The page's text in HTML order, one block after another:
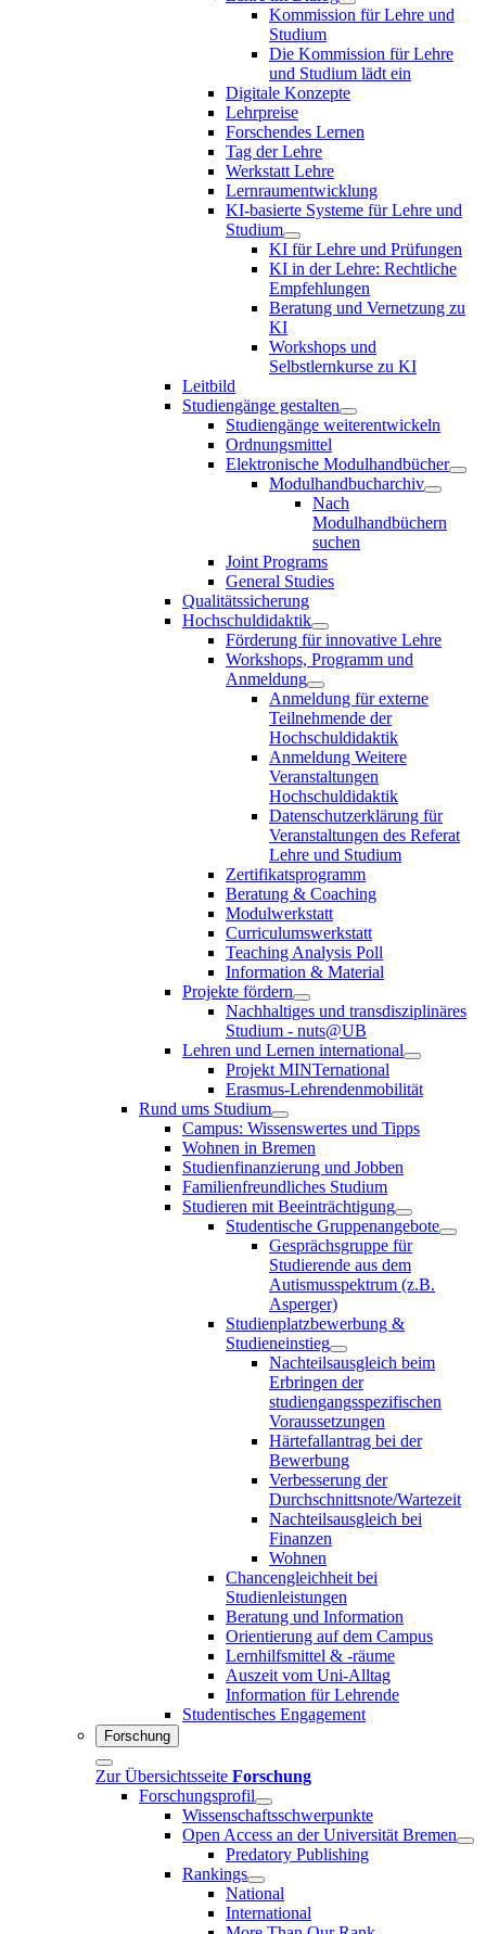
Kommission für Lehre und
Studium
Die Kommission für Lehre
und Studium lädt ein
Digitale Konzepte
Lehrpreise
Forschendes Lernen
Tag der Lehre
Werkstatt Lehre
Lernraumentwicklung
KI-basierte Systeme für Lehre und
Studium
KI für Lehre und Prüfungen
KI in der Lehre: Rechtliche
Empfehlungen
Beratung und Vernetzung zu
KI
Workshops und
Selbstlernkurse zu KI
Leitbild
Studiengänge gestalten
Studiengänge weiterentwickeln
Ordnungsmittel
Elektronische Modulhandbücher
Modulhandbucharchiv
Nach
Modulhandbüchern
suchen
Joint Programs
General Studies
Qualitätssicherung
Hochschuldidaktik
Förderung für innovative Lehre
Workshops, Programm und
Anmeldung
Anmeldung für externe
Teilnehmende der
Hochschuldidaktik
Anmeldung Weitere
Veranstaltungen
Hochschuldidaktik
Datenschutzerklärung für
Veranstaltungen des Referat
Lehre und Studium
Zertifikatsprogramm
Beratung & Coaching
Modulwerkstatt
Curriculumswerkstatt
Teaching Analysis Poll
Information & Material
Projekte fördern
Nachhaltiges und transdisziplinäres
Studium - nuts@UB
Lehren und Lernen international
Projekt MINTernational
Erasmus-Lehrendenmobilität
Rund ums Studium
Campus: Wissenswertes und Tipps
Wohnen in Bremen
Studienfinanzierung und Jobben
Familienfreundliches Studium
Studieren mit Beeinträchtigung
Studentische Gruppenangebote
Gesprächsgruppe für
Studierende aus dem
Autismusspektrum (z.B.
Asperger)
Studienplatzbewerbung &
Studieneinstieg
Nachteilsausgleich beim
Erbringen der
studiengangsspezifischen
Voraussetzungen
Härtefallantrag bei der
Bewerbung
Verbesserung der
Durchschnittsnote/Wartezeit
Nachteilsausgleich bei
Finanzen
Wohnen
Chancengleichheit bei
Studienleistungen
Beratung und Information
Orientierung auf dem Campus
Lernhilfsmittel & -räume
Auszeit vom Uni-Alltag
Information für Lehrende
Studentisches Engagement
Forschung
Zur Übersichtsseite Forschung
Forschungsprofil
Wissenschaftsschwerpunkte
Open Access an der Universität Bremen
Predatory Publishing
Rankings
National
International